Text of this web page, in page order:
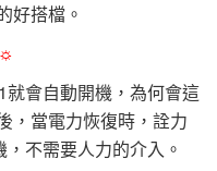
好搭檔。
會自動開機，為何會這
，當電力恢復時，詮力
不需要人力的介入。